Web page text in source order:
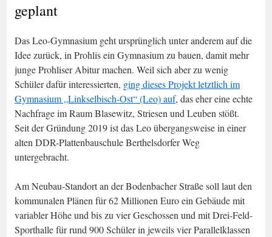
geplant
Das Leo-Gymnasium geht ursprünglich unter anderem auf die
Idee zurück, in Prohlis ein Gymnasium zu bauen, damit mehr
junge Prohliser Abitur machen. Weil sich aber zu wenig
Schüler dafür interessierten, ging dieses Projekt letztlich im
Gymnasium „Linkselbisch-Ost“ (Leo) auf, das eher eine echte
Nachfrage im Raum Blasewitz, Striesen und Leuben stößt.
Seit der Gründung 2019 ist das Leo übergangsweise in einer
alten DDR-Plattenbauschule Berthelsdorfer Weg
untergebracht.
Am Neubau-Standort an der Bodenbacher Straße soll laut den
kommunalen Plänen für 62 Millionen Euro ein Gebäude mit
variabler Höhe und bis zu vier Geschossen und mit Drei-Feld-
Sporthalle für rund 900 Schüler in jeweils vier Parallelklassen